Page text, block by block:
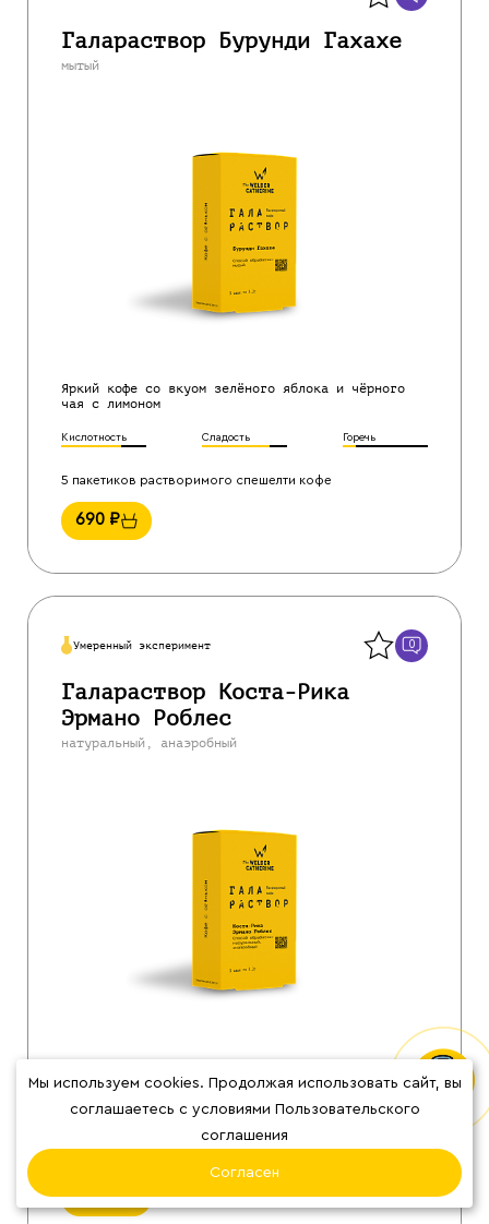
Галараствор Бурунди Гахахе
мытый
Яркий кофе со вкуом зелёного яблока и чёрного
чая с лимоном
Кислотность Сладость Горечь
5 пакетиков растворимого спешелти кофе
690 ₽
Умеренный эксперимент 0
Галараствор Коста-Рика
Эрмано Роблес
натуральный, анаэробный
сливочного печенья!
Кислотность Сладость Горечь
800₽
Мы используем cookies. Продолжая использовать сайт, вы
соглашаетесь с условиями Пользовательского
соглашения
Согласен